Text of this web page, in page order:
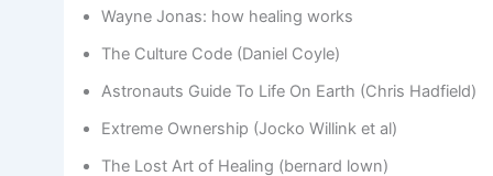
Wayne Jonas: how healing works
The Culture Code (Daniel Coyle)
Astronauts Guide To Life On Earth (Chris Hadfield)
Extreme Ownership (Jocko Willink et al)
The Lost Art of Healing (bernard lown)